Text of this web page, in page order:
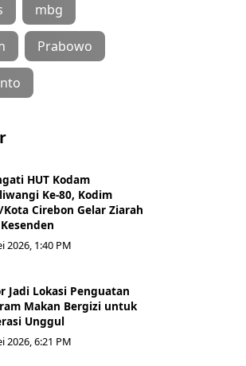
mbg
Prabowo
HUT Kodam
Ke-80, Kodim
Kota Cirebon Gelar Ziarah
2026, 1:40 PM
Jadi Lokasi Penguatan
Makan Bergizi untuk
Unggul
2026, 6:21 PM